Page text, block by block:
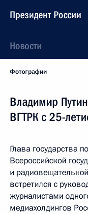
Президент России
Новости
Фотографии
Владимир
ВГТРК с 25-
Глава государства
Всероссийской
и
встретился с
журналистами
медиахолдингов